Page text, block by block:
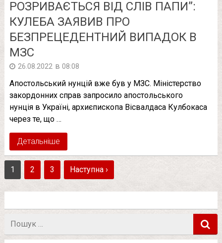
РОЗРИВАЄТЬСЯ ВІД СЛІВ ПАПИ”:
КУЛЕБА ЗАЯВИВ ПРО
БЕЗПРЕЦЕДЕНТНИЙ ВИПАДОК В
МЗС
26.08.2022 в 08:08
Апостольський нунцій вже був у МЗС. Міністерство
закордонних справ запросило апостольського
нунція в Україні, архиєпископа Вісвалдаса Кулбокаса
через те, що …
Детальніше
1 2 3 Наступна ›
Пошук